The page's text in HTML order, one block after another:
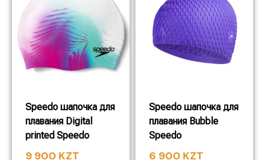
Speedo шапочка для
плавания Digital
printed Speedo
9 900 KZT
Speedo шапочка для
плавания Bubble
Speedo
6 900 KZT